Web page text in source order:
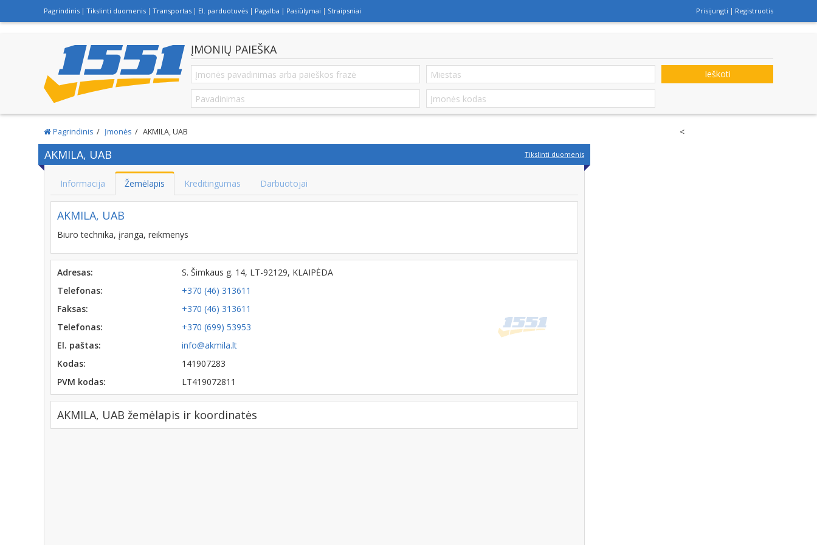
Pagrindinis Tikslinti duomenis Transportas El. parduotuvės Pagalba Pasiūlymai Straipsniai Prisijungti Registruotis
ĮMONIŲ PAIEŠKA
Ieškoti
Pagrindinis Įmonės AKMILA, UAB
AKMILA, UAB Tikslinti duomenis
Informacija Žemėlapis Kreditingumas Darbuotojai
AKMILA, UAB
Biuro technika, įranga, reikmenys
Adresas:
S. Šimkaus g. 14, LT-92129, KLAIPĖDA
Telefonas:
+370 (46) 313611
Faksas:
+370 (46) 313611
Telefonas:
+370 (699) 53953
El. paštas:
info@akmila.lt
Kodas:
141907283
PVM kodas:
LT419072811
AKMILA, UAB žemėlapis ir koordinatės
<